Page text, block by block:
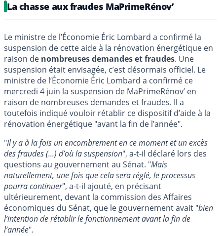
La chasse aux fraudes MaPrimeRénov’
Le ministre de l’Économie Éric Lombard a confirmé la
suspension de cette aide à la rénovation énergétique en
raison de nombreuses demandes et fraudes. Une
suspension était envisagée, c’est désormais officiel. Le
ministre de l’Économie Éric Lombard a confirmé ce
mercredi 4 juin la suspension de MaPrimeRénov’ en
raison de nombreuses demandes et fraudes. Il a
toutefois indiqué vouloir rétablir ce dispositif d’aide à la
rénovation énergétique "avant la fin de l’année".
"Il y a à la fois un encombrement en ce moment et un excès
des fraudes (...) d’où la suspension", a-t-il déclaré lors des
questions au gouvernement au Sénat. "Mais
naturellement, une fois que cela sera réglé, le processus
pourra continuer", a-t-il ajouté, en précisant
ultérieurement, devant la commission des Affaires
économiques du Sénat, que le gouvernement avait "bien
l’intention de rétablir le fonctionnement avant la fin de
l’année".